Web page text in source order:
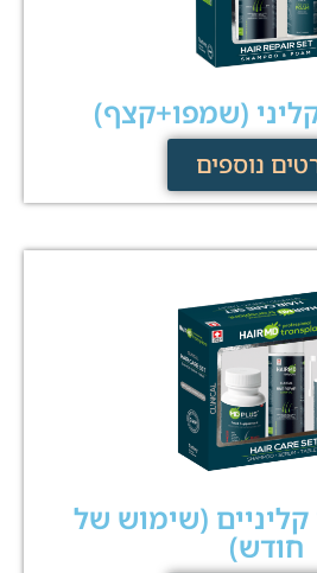
(שמפו+קצף)
נוספים
(שימוש של
חודש)